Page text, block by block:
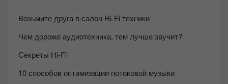
Возьмите друга в салон Hi-Fi техники
Чем дороже аудиотехника, тем лучше звучит?
Секреты Hi-Fi
10 способов оптимизации потоковой музыки